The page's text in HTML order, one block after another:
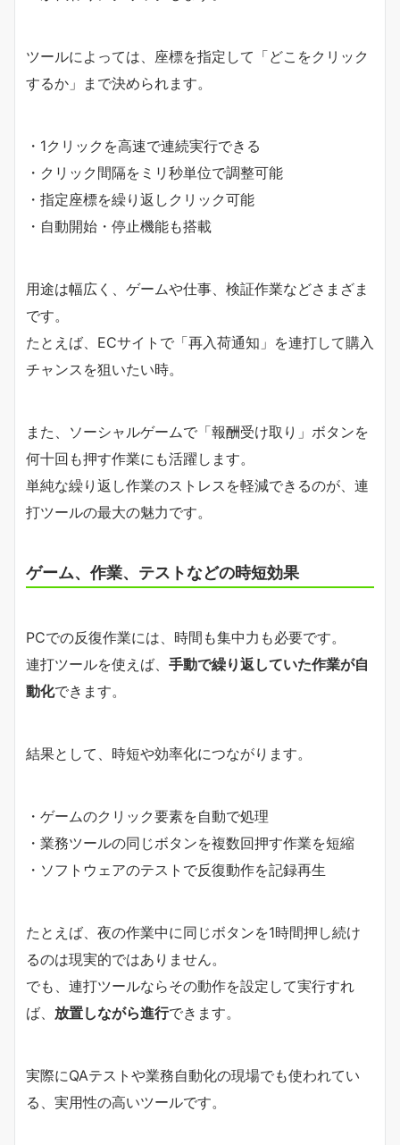
ツールによっては、座標を指定して「どこをクリック
するか」まで決められます。
・1クリックを高速で連続実行できる
・クリック間隔をミリ秒単位で調整可能
・指定座標を繰り返しクリック可能
・自動開始・停止機能も搭載
用途は幅広く、ゲームや仕事、検証作業などさまざま
です。
たとえば、ECサイトで「再入荷通知」を連打して購入
チャンスを狙いたい時。
また、ソーシャルゲームで「報酬受け取り」ボタンを
何十回も押す作業にも活躍します。
単純な繰り返し作業のストレスを軽減できるのが、連
打ツールの最大の魅力です。
ゲーム、作業、テストなどの時短効果
PCでの反復作業には、時間も集中力も必要です。
連打ツールを使えば、 手動で繰り返していた作業が自
動化できます。
結果として、時短や効率化につながります。
・ゲームのクリック要素を自動で処理
・業務ツールの同じボタンを複数回押す作業を短縮
・ソフトウェアのテストで反復動作を記録再生
たとえば、夜の作業中に同じボタンを1時間押し続け
るのは現実的ではありません。
でも、連打ツールならその動作を設定して実行すれ
ば、 放置しながら進行できます。
実際にQAテストや業務自動化の現場でも使われてい
る、実用性の高いツールです。